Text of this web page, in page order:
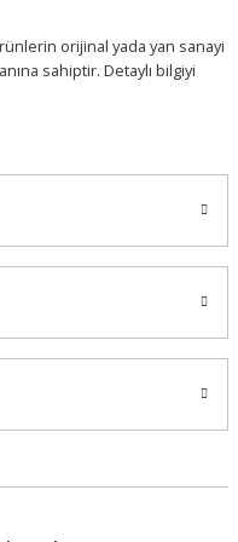
orijinal yada yan sanayi
sahiptir. Detaylı bilgiyi